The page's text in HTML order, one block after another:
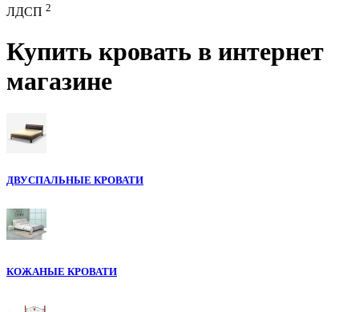
ЛДСП 2
Купить кровать в интернет
магазине
ДВУСПАЛЬНЫЕ КРОВАТИ
КОЖАНЫЕ КРОВАТИ